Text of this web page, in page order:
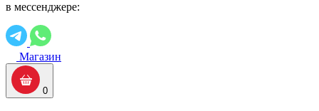
в мессенджере:
Магазин
0